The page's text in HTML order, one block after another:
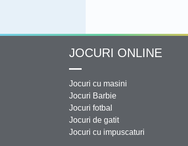
JOCURI ONLINE
Jocuri cu masini
Jocuri Barbie
Jocuri fotbal
Jocuri de gatit
Jocuri cu impuscaturi